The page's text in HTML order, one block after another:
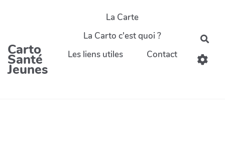
Carto
Santé
Jeunes
La Carte
La Carto c'est quoi ?
Les liens utiles
Contact